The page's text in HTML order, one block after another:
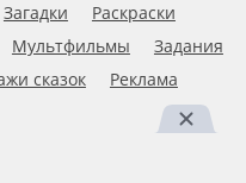
Загадки
Раскраски
Мультфильмы
Задания
сказок
Реклама